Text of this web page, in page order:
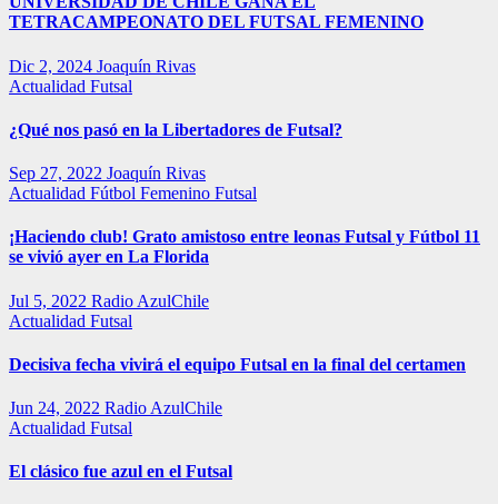
TETRACAMPEONATO DEL FUTSAL FEMENINO
Dic 2, 2024 Joaquín Rivas
Actualidad Futsal
¿Qué nos pasó en la Libertadores de Futsal?
Sep 27, 2022 Joaquín Rivas
Actualidad Fútbol Femenino Futsal
¡Haciendo club! Grato amistoso entre leonas Futsal y Fútbol 11
se vivió ayer en La Florida
Jul 5, 2022 Radio AzulChile
Actualidad Futsal
Decisiva fecha vivirá el equipo Futsal en la final del certamen
Jun 24, 2022 Radio AzulChile
Actualidad Futsal
El clásico fue azul en el Futsal